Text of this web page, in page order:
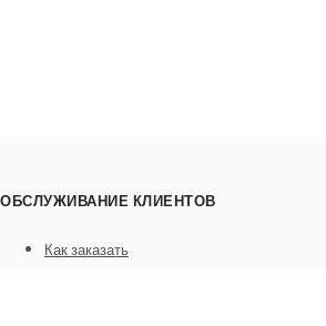
ОБСЛУЖИВАНИЕ КЛИЕНТОВ
Как заказать